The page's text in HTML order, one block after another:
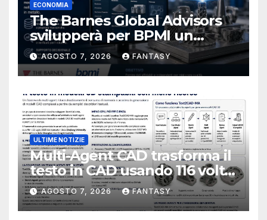
ECONOMIA
The Barnes Global Advisors
svilupperà per BPMI un
database per la stampa 3D
metallica destinata alla filiera
navale statunitense
AGOSTO 7, 2026 FANTASY
ULTIME NOTIZIE
Multi-Agent CAD trasforma il
testo in CAD usando 116 volte
meno token
AGOSTO 7, 2026 FANTASY